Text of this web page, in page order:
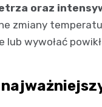
oraz
zmiany
wywołać